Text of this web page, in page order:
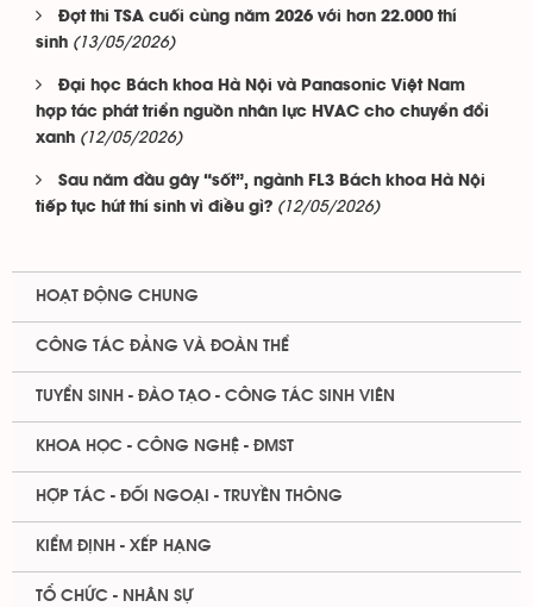
Đợt thi TSA cuối cùng năm 2026 với hơn 22.000 thí
sinh (13/05/2026)
Đại học Bách khoa Hà Nội và Panasonic Việt Nam
hợp tác phát triển nguồn nhân lực HVAC cho chuyển đổi
xanh (12/05/2026)
Sau năm đầu gây “sốt”, ngành FL3 Bách khoa Hà Nội
tiếp tục hút thí sinh vì điều gì? (12/05/2026)
HOẠT ĐỘNG CHUNG
CÔNG TÁC ĐẢNG VÀ ĐOÀN THỂ
TUYỂN SINH - ĐÀO TẠO - CÔNG TÁC SINH VIÊN
KHOA HỌC - CÔNG NGHỆ - ĐMST
HỢP TÁC - ĐỐI NGOẠI - TRUYỀN THÔNG
KIỂM ĐỊNH - XẾP HẠNG
TỔ CHỨC - NHÂN SỰ